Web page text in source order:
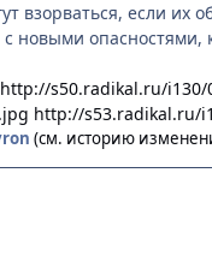
взорваться, если их
новыми опасностями,
http://s50.radikal.ru/i130/
http://s53.radikal.ru/
(см. историю